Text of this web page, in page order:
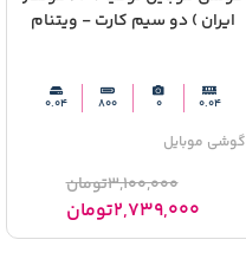
ایران ) دو سیم‌ کارت - ویتنام
0.04
0
800
0.04
گوشی موبایل
3,100,000تومان
2,739,000تومان